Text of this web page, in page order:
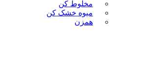
مخلوط کن
میوه خشک کن
همزن